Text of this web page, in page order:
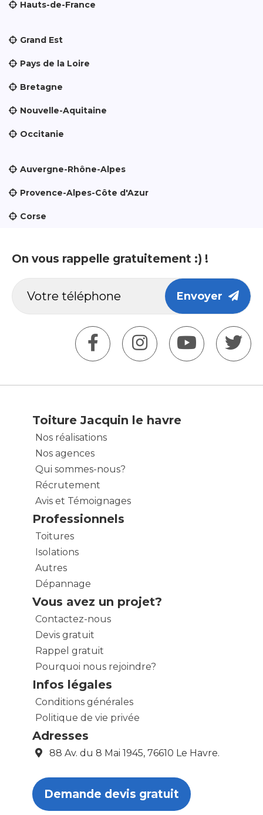
Hauts-de-France
Grand Est
Pays de la Loire
Bretagne
Nouvelle-Aquitaine
Occitanie
Auvergne-Rhône-Alpes
Provence-Alpes-Côte d'Azur
Corse
On vous rappelle gratuitement :) !
Envoyer
Toiture Jacquin le havre
Nos réalisations
Nos agences
Qui sommes-nous?
Récrutement
Avis et Témoignages
Professionnels
Toitures
Isolations
Autres
Dépannage
Vous avez un projet?
Contactez-nous
Devis gratuit
Rappel gratuit
Pourquoi nous rejoindre?
Infos légales
Conditions générales
Politique de vie privée
Adresses
88 Av. du 8 Mai 1945, 76610 Le Havre.
Demande devis gratuit